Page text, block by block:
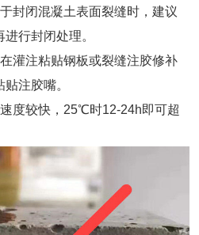
封闭混凝土表面裂缝时，建议
行封闭处理。
灌注粘贴钢板或裂缝注胶修补
注胶嘴。
度较快，25℃时12-24h即可超